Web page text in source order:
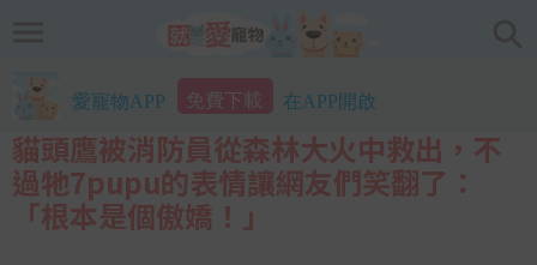
愛寵物APP 免費下載 在APP開啟
貓頭鷹被消防員從森林大火中救出，不
過牠7pupu的表情讓網友們笑翻了：
「根本是個傲嬌！」